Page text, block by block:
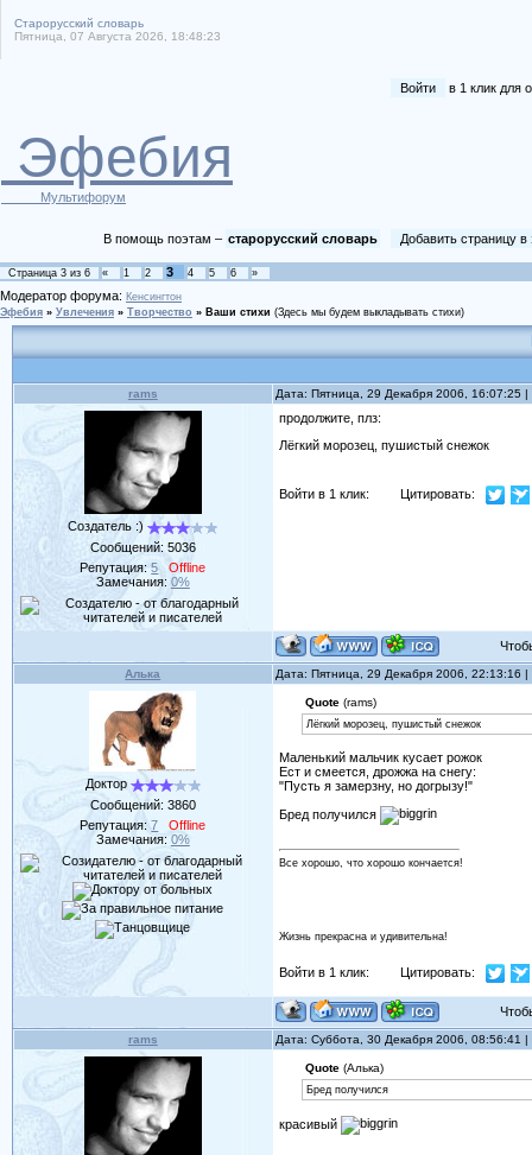
Старорусский словарь
Пятница, 07 Августа 2026, 18:48:23
Войти в 1 клик для
Эфебия
Мультифорум
В помощь поэтам – старорусский словарь Добавить страницу
Страница 3 из 6 « 1 2 3 4 5 6 »
Модератор форума: Кенсингтон
Эфебия » Увлечения » Творчество » Ваши стихи (Здесь мы будем выкладывать стихи)
rams Дата: Пятница, 29 Декабря 2006, 16:07:25
Создатель :)
Сообщений: 5036
Репутация:5
Offline
Замечания: 0%
продолжите, плз:
Лёгкий морозец, пушистый снежок
Войти в 1 клик: Цитировать:
Алька Дата: Пятница, 29 Декабря 2006, 22:13:16
Доктор
Сообщений: 3860
Репутация:7
Offline
Замечания: 0%
Quote(rams)
Лёгкий морозец, пушистый снежок
Маленький мальчик кусает рожок
Ест и смеется, дрожжа на снегу:
"Пусть я замерзну, но догрызу!"
Бред получился
Все хорошо, что хорошо кончается!
Жизнь прекрасна и удивительна!
Войти в 1 клик: Цитировать:
rams Дата: Суббота, 30 Декабря 2006, 08:56:41
Quote(Алька)
Бред получился
красивый